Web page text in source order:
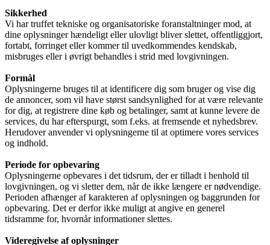
Sikkerhed
Vi har truffet tekniske og organisatoriske foranstaltninger mod, at
dine oplysninger hændeligt eller ulovligt bliver slettet, offentliggjort,
fortabt, forringet eller kommer til uvedkommendes kendskab,
misbruges eller i øvrigt behandles i strid med lovgivningen.
Formål
Oplysningerne bruges til at identificere dig som bruger og vise dig
de annoncer, som vil have størst sandsynlighed for at være relevante
for dig, at registrere dine køb og betalinger, samt at kunne levere de
services, du har efterspurgt, som f.eks. at fremsende et nyhedsbrev.
Herudover anvender vi oplysningerne til at optimere vores services
og indhold.
Periode for opbevaring
Oplysningerne opbevares i det tidsrum, der er tilladt i henhold til
lovgivningen, og vi sletter dem, når de ikke længere er nødvendige.
Perioden afhænger af karakteren af oplysningen og baggrunden for
opbevaring. Det er derfor ikke muligt at angive en generel
tidsramme for, hvornår informationer slettes.
Videregivelse af oplysninger